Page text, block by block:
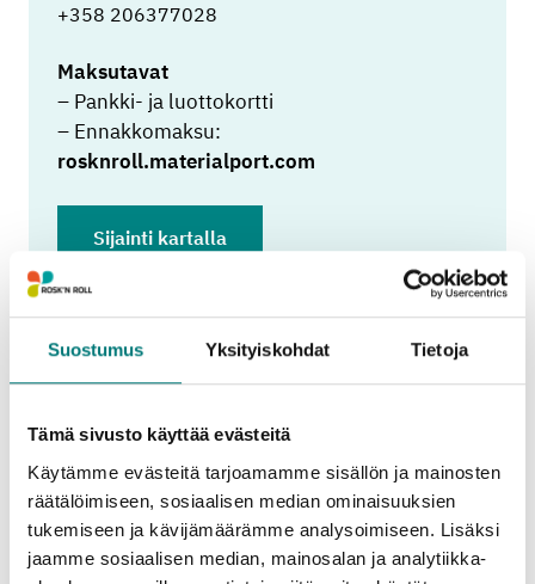
Suostumus Yksityiskohdat Tietoja
Tämä sivusto käyttää evästeitä
Käytämme evästeitä tarjoamamme sisällön ja mainosten
räätälöimiseen, sosiaalisen median ominaisuuksien
tukemiseen ja kävijämäärämme analysoimiseen. Lisäksi
jaamme sosiaalisen median, mainosalan ja analytiikka-
+358 206377028
Maksutavat
– Pankki- ja luottokortti
– Ennakkomaksu:
rosknroll.materialport.com
Sijainti kartalla
kotitalouksilta
Tuo maksutta